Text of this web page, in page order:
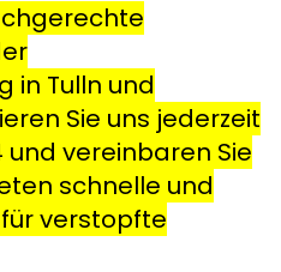
in Tulln und
Sie uns jederzeit
und vereinbaren Sie
schnelle und
verstopfte